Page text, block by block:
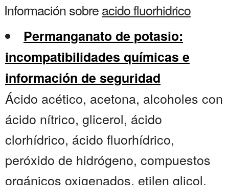
Información sobreacido fluorhidrico
Permanganato de potasio:
incompatibilidades químicas e
información de seguridad
Ácido acético, acetona, alcoholes con
ácido nítrico, glicerol, ácido
clorhídrico, ácido fluorhídrico,
peróxido de hidrógeno, compuestos
orgánicos oxigenados, etilen glicol,